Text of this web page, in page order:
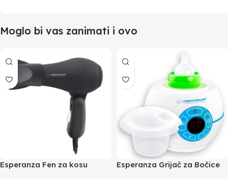
Moglo bi vas zanimati i ovo
Esperanza Fen za kosu
Esperanza Grijač za Bočice